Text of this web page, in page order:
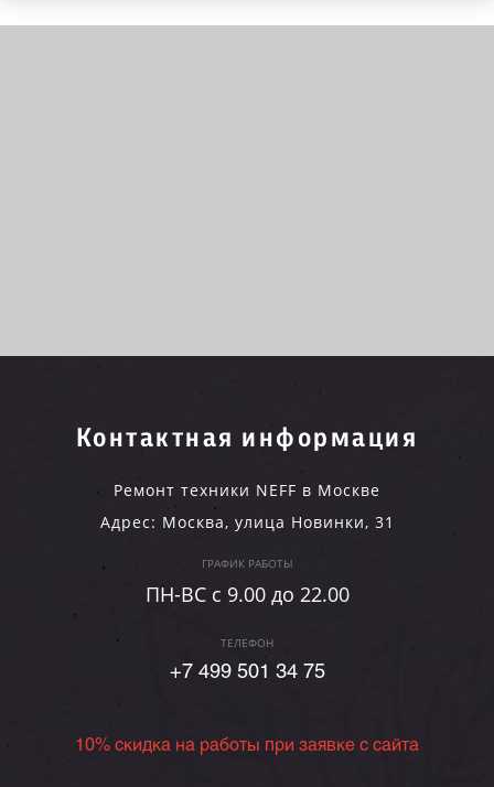
Контактная информация
Ремонт техники NEFF в Москве
Адрес: Москва, улица Новинки, 31
ГРАФИК РАБОТЫ
ПН-ВC c 9.00 до 22.00
ТЕЛЕФОН
+7 499 501 34 75
10% скидка на работы при заявке с сайта